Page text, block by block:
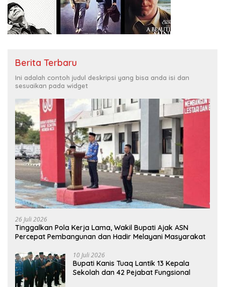
Berita Terbaru
Ini adalah contoh judul deskripsi yang bisa anda isi dan
sesuaikan pada widget
26 Juli 2026
Tinggalkan Pola Kerja Lama, Wakil Bupati Ajak ASN
Percepat Pembangunan dan Hadir Melayani Masyarakat
10 Juli 2026
Bupati Kanis Tuaq Lantik 13 Kepala
Sekolah dan 42 Pejabat Fungsional